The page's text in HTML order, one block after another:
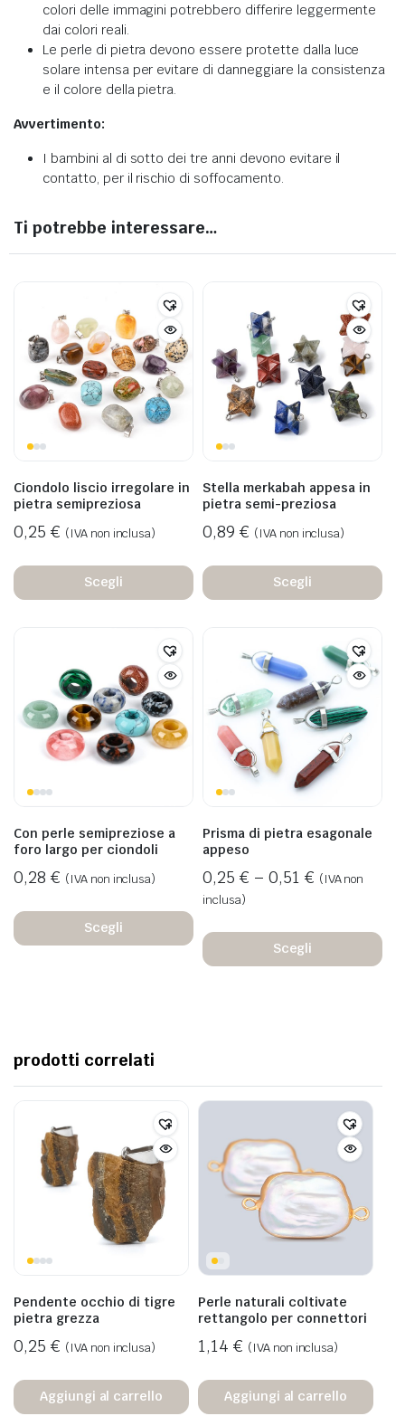
colori delle immagini potrebbero differire leggermente
dai colori reali.
Le perle di pietra devono essere protette dalla luce
solare intensa per evitare di danneggiare la consistenza
e il colore della pietra.
Avvertimento:
I bambini al di sotto dei tre anni devono evitare il
contatto, per il rischio di soffocamento.
Ti potrebbe interessare…
Ciondolo liscio irregolare in
pietra semipreziosa
0,25 € (IVA non inclusa)
Scegli
Stella merkabah appesa in
pietra semi-preziosa
0,89 € (IVA non inclusa)
Scegli
Con perle semipreziose a
foro largo per ciondoli
0,28 € (IVA non inclusa)
Scegli
Prisma di pietra esagonale
appeso
0,25 € – 0,51 € (IVA non
inclusa)
Scegli
prodotti correlati
Pendente occhio di tigre
pietra grezza
0,25 € (IVA non inclusa)
Aggiungi al carrello
Perle naturali coltivate
rettangolo per connettori
1,14 € (IVA non inclusa)
Aggiungi al carrello